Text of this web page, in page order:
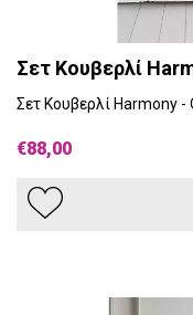
Σετ Κουβερλί
Σετ Κουβερλί Harmony -
€88,00